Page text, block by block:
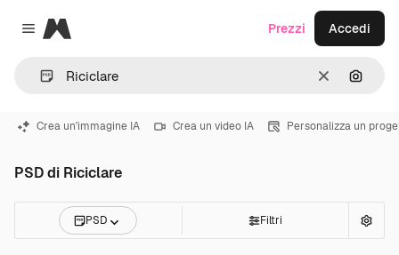
Close menu
Magnific
CancellaCerca
Prezzi Accedi
Crea un'immagine IA Crea un video IA Personalizza un
PSD di Riciclare
PSD Filtri